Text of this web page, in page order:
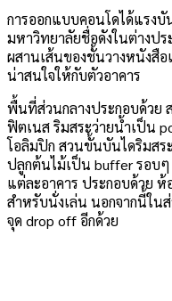
การออกแบบคอนโดได้แรงบั
มหาวิทยาลัยชื่อดังในต่างปร
ผสานเส้นของชั้นวางหนังสือ
น่าสนใจให้กับตัวอาคาร
พื้นที่ส่วนกลางประกอบด้วย
ฟิตเนส ริมสระว่ายน้ำเป็น
โอลิมปิก สวนขั้นบันไดริมสร
ปลูกต้นไม้เป็น buffer รอบ
แต่ละอาคาร ประกอบด้วย ห้
สำหรับนั่งเล่น นอกจากนี้ใน
จุด drop off อีกด้วย